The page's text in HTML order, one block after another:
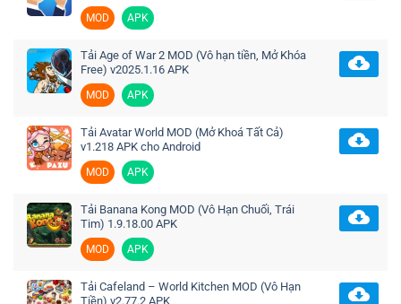
MOD APK
Tải Age of War 2 MOD (Vô hạn tiền, Mở Khóa
Free) v2025.1.16 APK
MOD APK
Tải Avatar World MOD (Mở Khoá Tất Cả)
v1.218 APK cho Android
MOD APK
Tải Banana Kong MOD (Vô Hạn Chuối, Trái
Tim) 1.9.18.00 APK
MOD APK
Tải Cafeland – World Kitchen MOD (Vô Hạn
Tiền) v2.77.2 APK